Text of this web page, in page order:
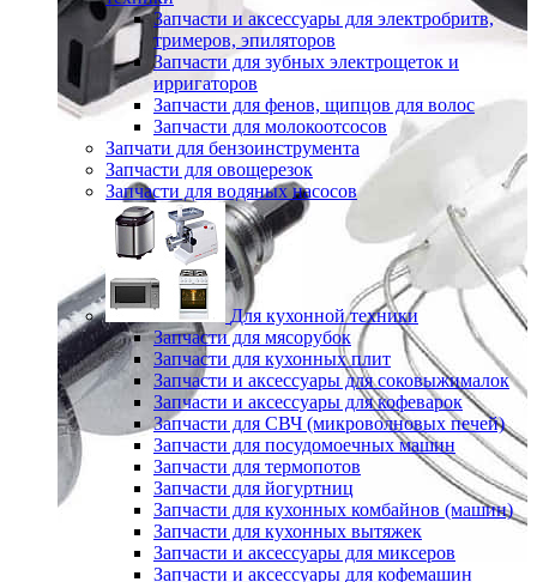
Запчасти и аксессуары для электробритв,
тримеров, эпиляторов
Запчасти для зубных электрощеток и
ирригаторов
Запчасти для фенов, щипцов для волос
Запчасти для молокоотсосов
Запчати для бензоинструмента
Запчасти для овощерезок
Запчасти для водяных насосов
Для кухонной техники
Запчасти для мясорубок
Запчасти для кухонных плит
Запчасти и аксессуары для соковыжималок
Запчасти и аксессуары для кофеварок
Запчасти для СВЧ (микроволновых печей)
Запчасти для посудомоечных машин
Запчасти для термопотов
Запчасти для йогуртниц
Запчасти для кухонных комбайнов (машин)
Запчасти для кухонных вытяжек
Запчасти и аксессуары для миксеров
Запчасти и аксессуары для кофемашин